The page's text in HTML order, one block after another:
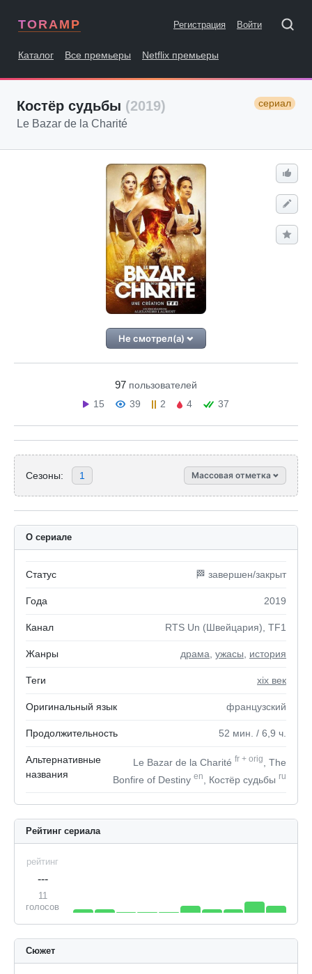
TORAMP Регистрация Войти
Каталог Все премьеры Netflix премьеры
Костёр судьбы (2019) сериал
Le Bazar de la Charité
Не смотрел(а)
97 пользователей
15
39 2 4 37
Сезоны: 1 Массовая отметка
О сериале
Статус 🏁 завершен/закрыт
Года 2019
Канал RTS Un (Швейцария), TF1
Жанры драма ужасы история
Теги xix век
Оригинальный язык французский
Продолжительность 52 мин. / 6,9 ч.
Альтернативные
названия
Le Bazar de la Charité fr + orig
, The
Bonfire of Destiny en , Костёр судьбы ru
Рейтинг сериала
рейтинг
---
11
голосов
Сюжет